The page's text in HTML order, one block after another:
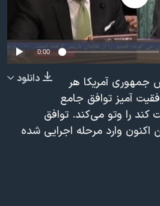
۲۰۲۴
0:00
دانلود
جمهوری آمریکا هر
آمیز توافق جامع
کند را وتو می‌کند. توافق
ماه وین اکنون وارد مرحله اجرایی شده